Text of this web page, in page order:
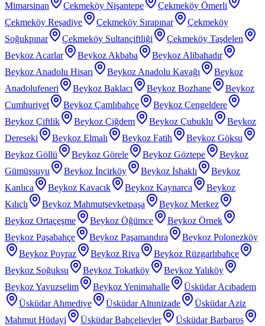
Mimarsinan
Çekmeköy Nişantepe
Çekmeköy Ömerli
Çekmeköy Reşadiye
Çekmeköy Sırapınar
Çekmeköy
Soğukpınar
Çekmeköy Sultançiftliği
Çekmeköy Taşdelen
Beykoz Acarlar
Beykoz Akbaba
Beykoz Alibahadır
Beykoz Anadolu Hisarı
Beykoz Anadolu Kavağı
Beykoz
Anadolufeneri
Beykoz Baklacı Beykoz Bozhane
Beykoz
Cumhuriyet
Beykoz Çamlıbahçe
Beykoz Çengeldere
Beykoz Çiftlik
Beykoz Çiğdem Beykoz Çubuklu
Beykoz
Dereseki
Beykoz Elmalı Beykoz Fatih
Beykoz Göksu
Beykoz Göllü
Beykoz Görele Beykoz Göztepe
Beykoz
Gümüşsuyu
Beykoz İncirköy Beykoz İshaklı
Beykoz
Kanlıca
Beykoz Kavacık Beykoz Kaynarca
Beykoz
Kılıçlı
Beykoz Mahmutşevketpaşa
Beykoz Merkez
Beykoz Ortaçeşme
Beykoz Öğümce
Beykoz Örnek
Beykoz Paşabahçe
Beykoz Paşamandıra
Beykoz Polonezköy
Beykoz Poyraz
Beykoz Riva
Beykoz Rüzgarlıbahçe
Beykoz Soğuksu
Beykoz Tokatköy
Beykoz Yalıköy
Beykoz Yavuzselim
Beykoz Yenimahalle
Üsküdar Acıbadem
Üsküdar Ahmediye
Üsküdar Altunizade
Üsküdar Aziz
Mahmut Hüdayi
Üsküdar Bahçelievler Üsküdar Barbaros